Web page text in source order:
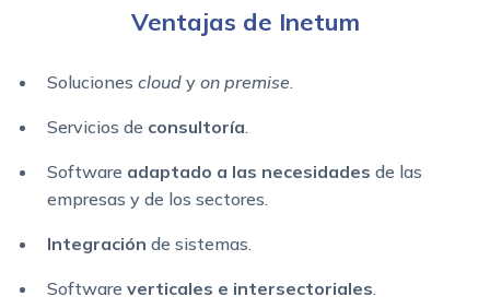
Ventajas de Inetum
Soluciones cloud y on premise
Servicios de consultoría
Software adaptado a las necesidades de las
empresas y de los sectores.
Integración de sistemas.
Software verticales e intersectoriales